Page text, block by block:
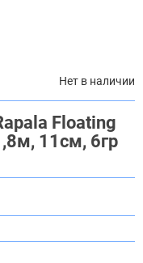
Нет в наличии
Floating
11см, 6гр